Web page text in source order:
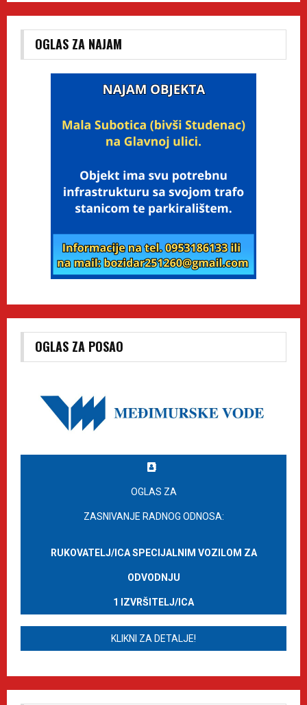
OGLAS ZA NAJAM
OGLAS ZA POSAO
OGLAS ZA
ZASNIVANJE RADNOG ODNOSA:
RUKOVATELJ/ICA SPECIJALNIM VOZILOM ZA
ODVODNJU
1 IZVRŠITELJ/ICA
KLIKNI ZA DETALJE!